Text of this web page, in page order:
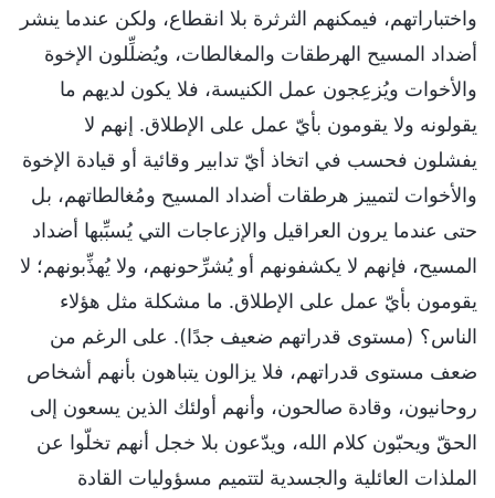
واختباراتهم، فيمكنهم الثرثرة بلا انقطاع، ولكن عندما ينشر
أضداد المسيح الهرطقات والمغالطات، ويُضلِّلون الإخوة
والأخوات ويُزعِجون عمل الكنيسة، فلا يكون لديهم ما
يقولونه ولا يقومون بأيّ عمل على الإطلاق. إنهم لا
يفشلون فحسب في اتخاذ أيّ تدابير وقائية أو قيادة الإخوة
والأخوات لتمييز هرطقات أضداد المسيح ومُغالطاتهم، بل
حتى عندما يرون العراقيل والإزعاجات التي يُسبِّبها أضداد
المسيح، فإنهم لا يكشفونهم أو يُشرِّحونهم، ولا يُهذِّبونهم؛ لا
يقومون بأيّ عمل على الإطلاق. ما مشكلة مثل هؤلاء
الناس؟ (مستوى قدراتهم ضعيف جدًا). على الرغم من
ضعف مستوى قدراتهم، فلا يزالون يتباهون بأنهم أشخاص
روحانيون، وقادة صالحون، وأنهم أولئك الذين يسعون إلى
الحقّ ويحبّون كلام الله، ويدّعون بلا خجل أنهم تخلّوا عن
الملذات العائلية والجسدية لتتميم مسؤوليات القادة